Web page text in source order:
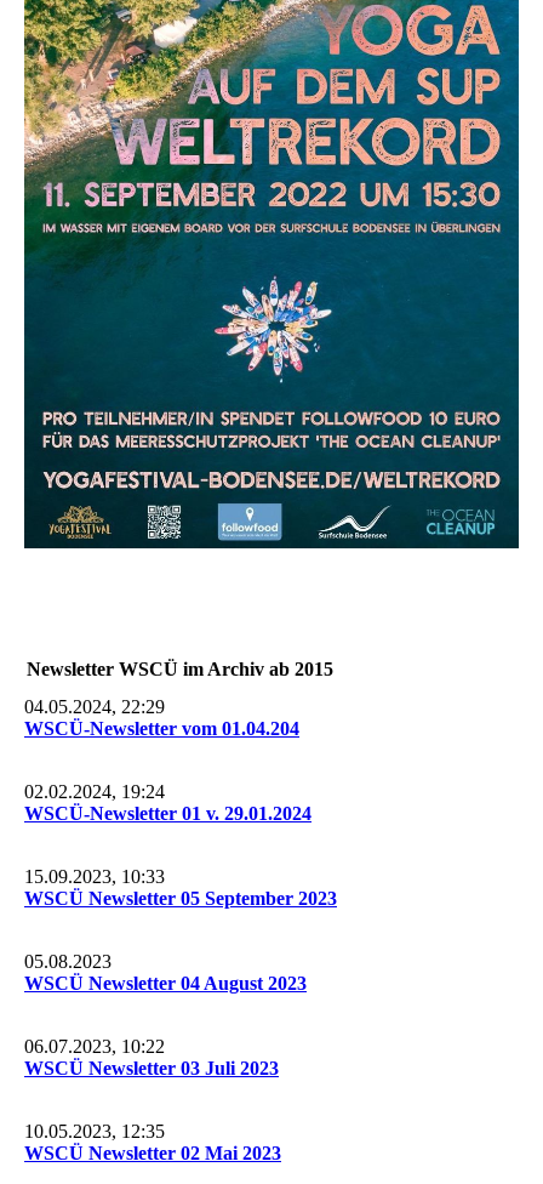
Newsletter WSCÜ im Archiv ab 2015
04.05.2024, 22:29
WSCÜ-Newsletter vom 01.04.204
02.02.2024, 19:24
WSCÜ-Newsletter 01 v. 29.01.2024
15.09.2023, 10:33
WSCÜ Newsletter 05 September 2023
05.08.2023
WSCÜ Newsletter 04 August 2023
06.07.2023, 10:22
WSCÜ Newsletter 03 Juli 2023
10.05.2023, 12:35
WSCÜ Newsletter 02 Mai 2023